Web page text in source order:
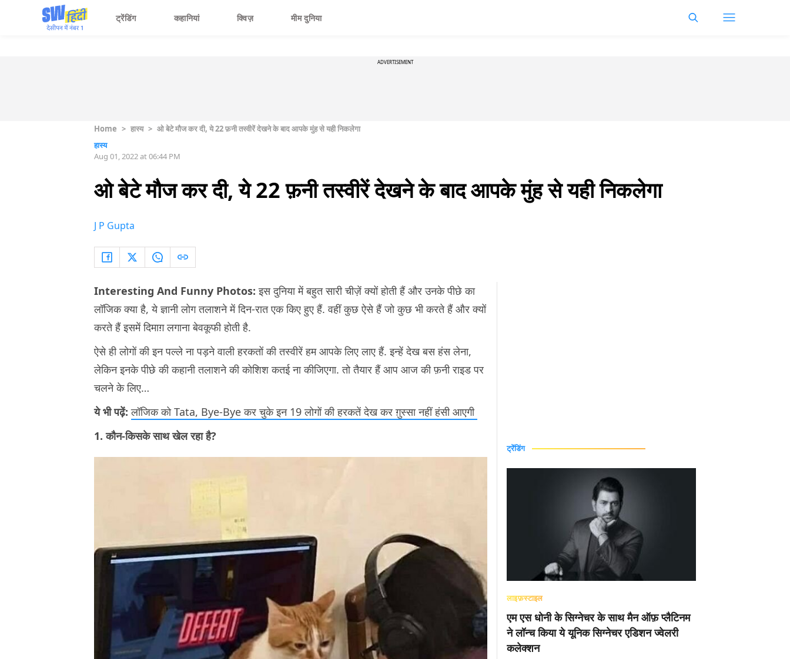
ट्रेंडिंग कहानियां क्विज़ मीम दुनिया
ADVERTISEMENT
Home > हास्य > ओ बेटे मौज कर दी, ये 22 फ़नी तस्वीरें देखने के बाद आपके मुंह से यही निकलेगा
हास्य
Aug 01, 2022 at 06:44 PM
ओ बेटे मौज कर दी, ये 22 फ़नी तस्वीरें देखने के बाद आपके मुंह से यही निकलेगा
J P Gupta
Interesting And Funny Photos: इस दुनिया में बहुत सारी चीज़ें क्यों होती हैं और उनके पीछे का
लॉजिक क्या है, ये ज्ञानी लोग तलाशने में दिन-रात एक किए हुए हैं. वहीं कुछ ऐसे हैं जो कुछ भी करते हैं और क्यों
करते हैं इसमें दिमाग़ लगाना बेवकूफी होती है.
ऐसे ही लोगों की इन पल्ले ना पड़ने वाली हरकतों की तस्वीरें हम आपके लिए लाए हैं. इन्हें देख बस हंस लेना,
लेकिन इनके पीछे की कहानी तलाशने की कोशिश कतई ना कीजिएगा. तो तैयार हैं आप आज की फ़नी राइड पर
चलने के लिए…
ये भी पढ़ें:लॉजिक को Tata, Bye-Bye कर चुके इन 19 लोगों की हरकतें देख कर ग़ुस्सा नहीं हंसी आएगी
1. कौन-किसके साथ खेल रहा है?
ट्रेंडिंग
लाइफ़स्टाइल
एम एस धोनी के सिग्नेचर के साथ मैन ऑफ़ प्लैटिनम
ने लॉन्च किया ये यूनिक सिग्नेचर एडिशन ज्वेलरी
कलेक्शन